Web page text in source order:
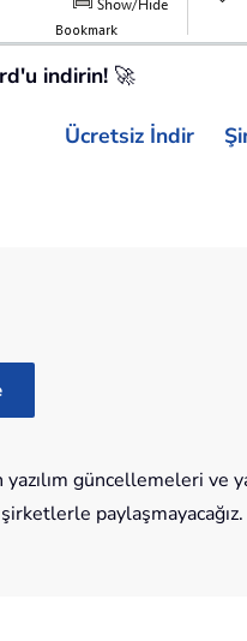
indirin! 🚀
Ücretsiz İndir
güncellemeleri ve
paylaşmayacağız.